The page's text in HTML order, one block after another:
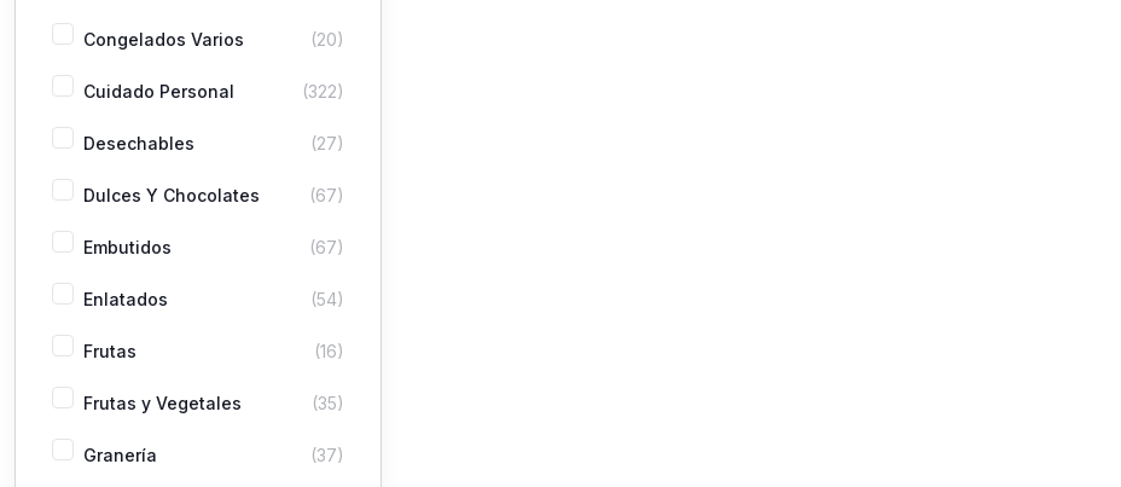
Congelados Varios (20)
Cuidado Personal (322)
Desechables (27)
Dulces Y Chocolates (67)
Embutidos (67)
Enlatados (54)
Frutas (16)
Frutas y Vegetales (35)
Granería (37)